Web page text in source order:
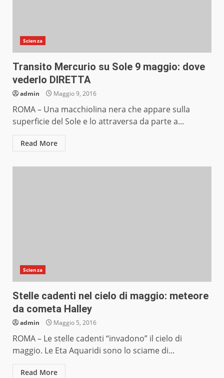
Scienza
Transito Mercurio su Sole 9 maggio: dove
vederlo DIRETTA
admin Maggio 9, 2016
ROMA – Una macchiolina nera che appare sulla
superficie del Sole e lo attraversa da parte a...
Read More
Scienza
Stelle cadenti nel cielo di maggio: meteore
da cometa Halley
admin Maggio 5, 2016
ROMA – Le stelle cadenti “invadono” il cielo di
maggio. Le Eta Aquaridi sono lo sciame di...
Read More